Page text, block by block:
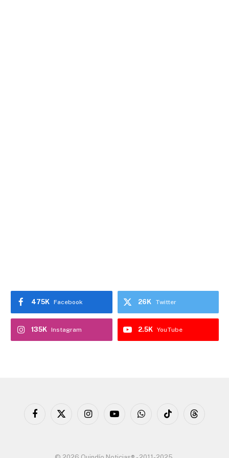
Facebook
475K Twitter
26K
Instagram
135K YouTube
2.5K
Facebook
X
InstagramYouTubeWhatsAppTikTok Threads